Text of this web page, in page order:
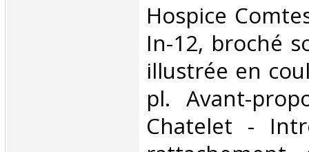
‎Hospice
In-12, broché
illustrée en
pl. Avant-
Chatelet -